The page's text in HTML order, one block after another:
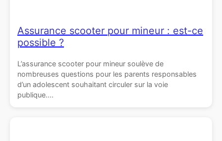
Assurance scooter pour mineur : est-ce
possible ?
L’assurance scooter pour mineur soulève de
nombreuses questions pour les parents responsables
d’un adolescent souhaitant circuler sur la voie
publique....